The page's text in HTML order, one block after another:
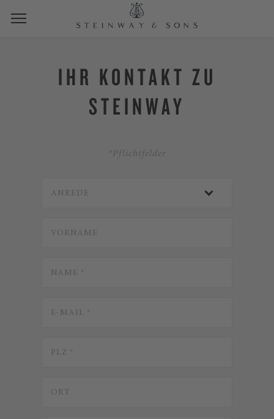
IHR KONTAKT ZU
STEINWAY
*Pflichtfelder